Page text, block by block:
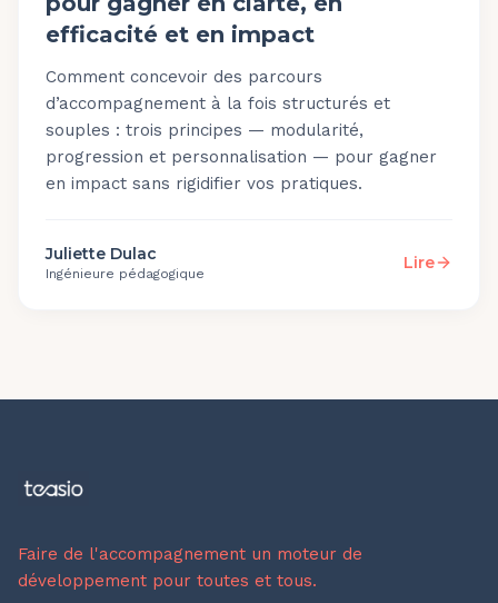
efficacité et en impact
Comment concevoir des parcours
d’accompagnement à la fois structurés et
souples : trois principes — modularité,
progression et personnalisation — pour gagner
en impact sans rigidifier vos pratiques.
Juliette Dulac
Ingénieure pédagogique
Lire
Faire de l'accompagnement un moteur de
développement pour toutes et tous.